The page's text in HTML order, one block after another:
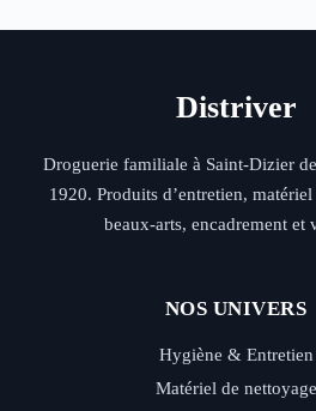
Distriver
Droguerie familiale à Saint-Dizier
1920. Produits d’entretien,
beaux-arts, encadrement et
NOS UNIVERS
Hygiène & Entretien
Matériel de nettoyage